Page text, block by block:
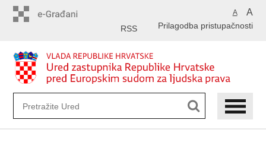
A A
Prilagodba pristupačnosti
RSS